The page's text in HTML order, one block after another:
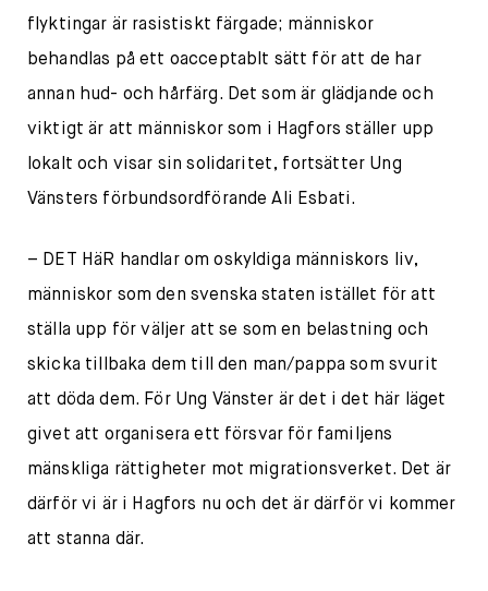
flyktingar är rasistiskt färgade; människor
behandlas på ett oacceptablt sätt för att de har
annan hud- och hårfärg. Det som är glädjande och
viktigt är att människor som i Hagfors ställer upp
lokalt och visar sin solidaritet, fortsätter Ung
Vänsters förbundsordförande Ali Esbati.
– DET HäR handlar om oskyldiga människors liv,
människor som den svenska staten istället för att
ställa upp för väljer att se som en belastning och
skicka tillbaka dem till den man/pappa som svurit
att döda dem. För Ung Vänster är det i det här läget
givet att organisera ett försvar för familjens
mänskliga rättigheter mot migrationsverket. Det är
därför vi är i Hagfors nu och det är därför vi kommer
att stanna där.